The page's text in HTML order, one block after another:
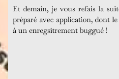
Et demain, je vous refais la
préparé avec application, dont
à un enregsitrement buggué !